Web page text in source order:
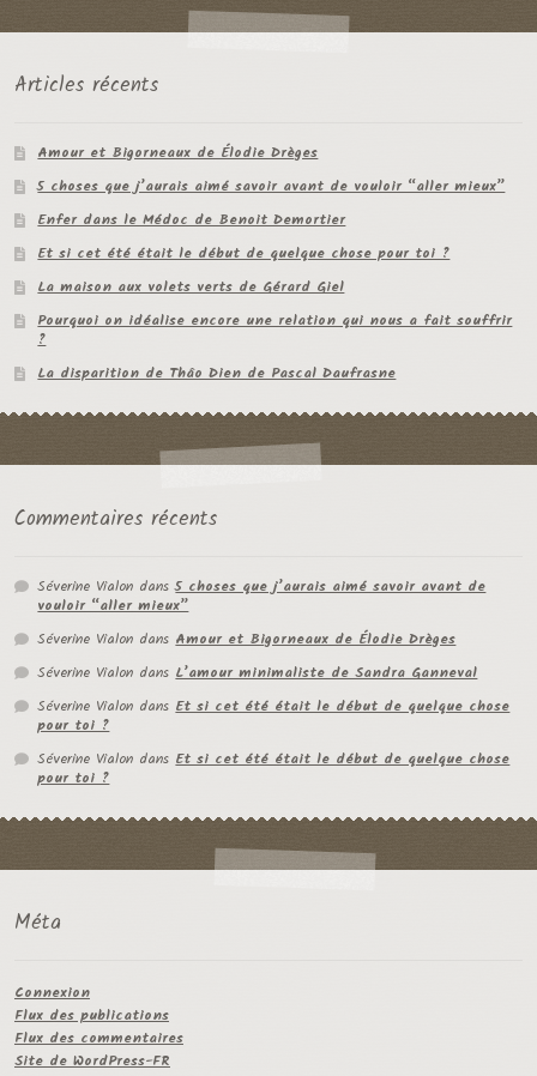
Articles récents
Amour et Bigorneaux de Élodie Drèges
5 choses que j’aurais aimé savoir avant de vouloir “aller mieux”
Enfer dans le Médoc de Benoit Demortier
Et si cet été était le début de quelque chose pour toi ?
La maison aux volets verts de Gérard Giel
Pourquoi on idéalise encore une relation qui nous a fait souffrir
?
La disparition de Thâo Dien de Pascal Daufrasne
Commentaires récents
Séverine Vialon dans5 choses que j’aurais aimé savoir avant de
vouloir “aller mieux”
Séverine Vialon dans Amour et Bigorneaux de Élodie Drèges
Séverine Vialon dans L’amour minimaliste de Sandra Ganneval
Séverine Vialon dans Et si cet été était le début de quelque chose
pour toi ?
Séverine Vialon dans Et si cet été était le début de quelque chose
pour toi ?
Méta
Connexion
Flux des publications
Flux des commentaires
Site de WordPress-FR